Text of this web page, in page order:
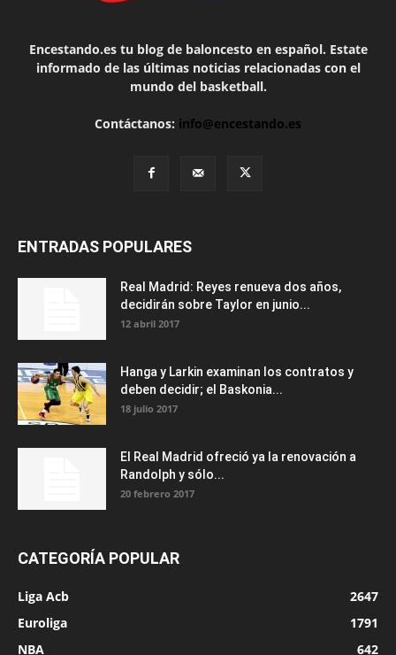
Encestando.es tu blog de baloncesto en español. Estate
informado de las últimas noticias relacionadas con el
mundo del basketball.
Contáctanos: info@encestando.es
ENTRADAS POPULARES
Real Madrid: Reyes renueva dos años,
decidirán sobre Taylor en junio...
12 abril 2017
Hanga y Larkin examinan los contratos y
deben decidir; el Baskonia...
18 julio 2017
El Real Madrid ofreció ya la renovación a
Randolph y sólo...
20 febrero 2017
CATEGORÍA POPULAR
Liga Acb
2647
Euroliga
1791
NBA
642